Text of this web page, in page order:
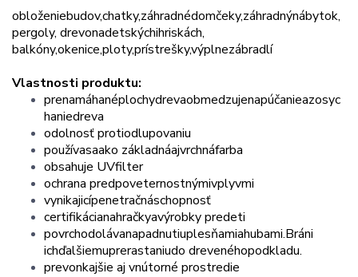
obloženiebudov,chatky,záhradnédomčeky,záhradnýnábytok,
pergoly, drevonadetskýchihriskách,
balkóny,okenice,ploty,prístrešky,výplnezábradlí
Vlastnosti produktu:
prenamáhanéplochydrevaobmedzujenapúčanieazosyc
haniedreva
odolnosť protiodlupovaniu
používasaako základnáajvrchnáfarba
obsahuje UVfilter
ochrana predpoveternostnýmivplyvmi
vynikajicípenetračnáschopnosť
certifikácianahračkyavýrobky predeti
povrchodolávanapadnutiuplesňamiahubami.Bráni
ichďalšiemuprerastaniudo drevenéhopodkladu.
prevonkajšie aj vnútorné prostredie